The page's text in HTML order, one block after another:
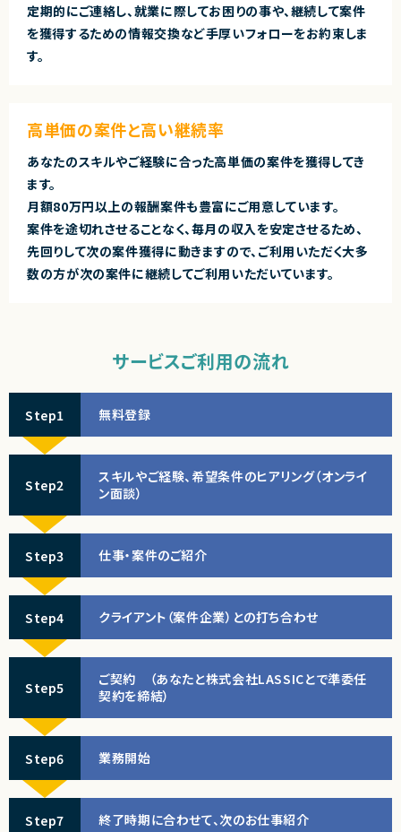
定期的にご連絡し、就業に際してお困りの事や、継続して案件
を獲得するための情報交換など手厚いフォローをお約束しま
す。
高単価の案件と高い継続率
あなたのスキルやご経験に合った高単価の案件を獲得してき
ます。
月額80万円以上の報酬案件も豊富にご用意しています。
案件を途切れさせることなく、毎月の収入を安定させるため、
先回りして次の案件獲得に動きますので、ご利用いただく大多
数の方が次の案件に継続してご利用いただいています。
サービスご利用の流れ
Step1 無料登録
Step2
スキルやご経験、希望条件のヒアリング（オンライ
ン面談）
Step3 仕事・案件のご紹介
Step4 クライアント（案件企業）との打ち合わせ
Step5
ご契約 （あなたと株式会社LASSICとで準委任
契約を締結）
Step6 業務開始
Step7 終了時期に合わせて、次のお仕事紹介